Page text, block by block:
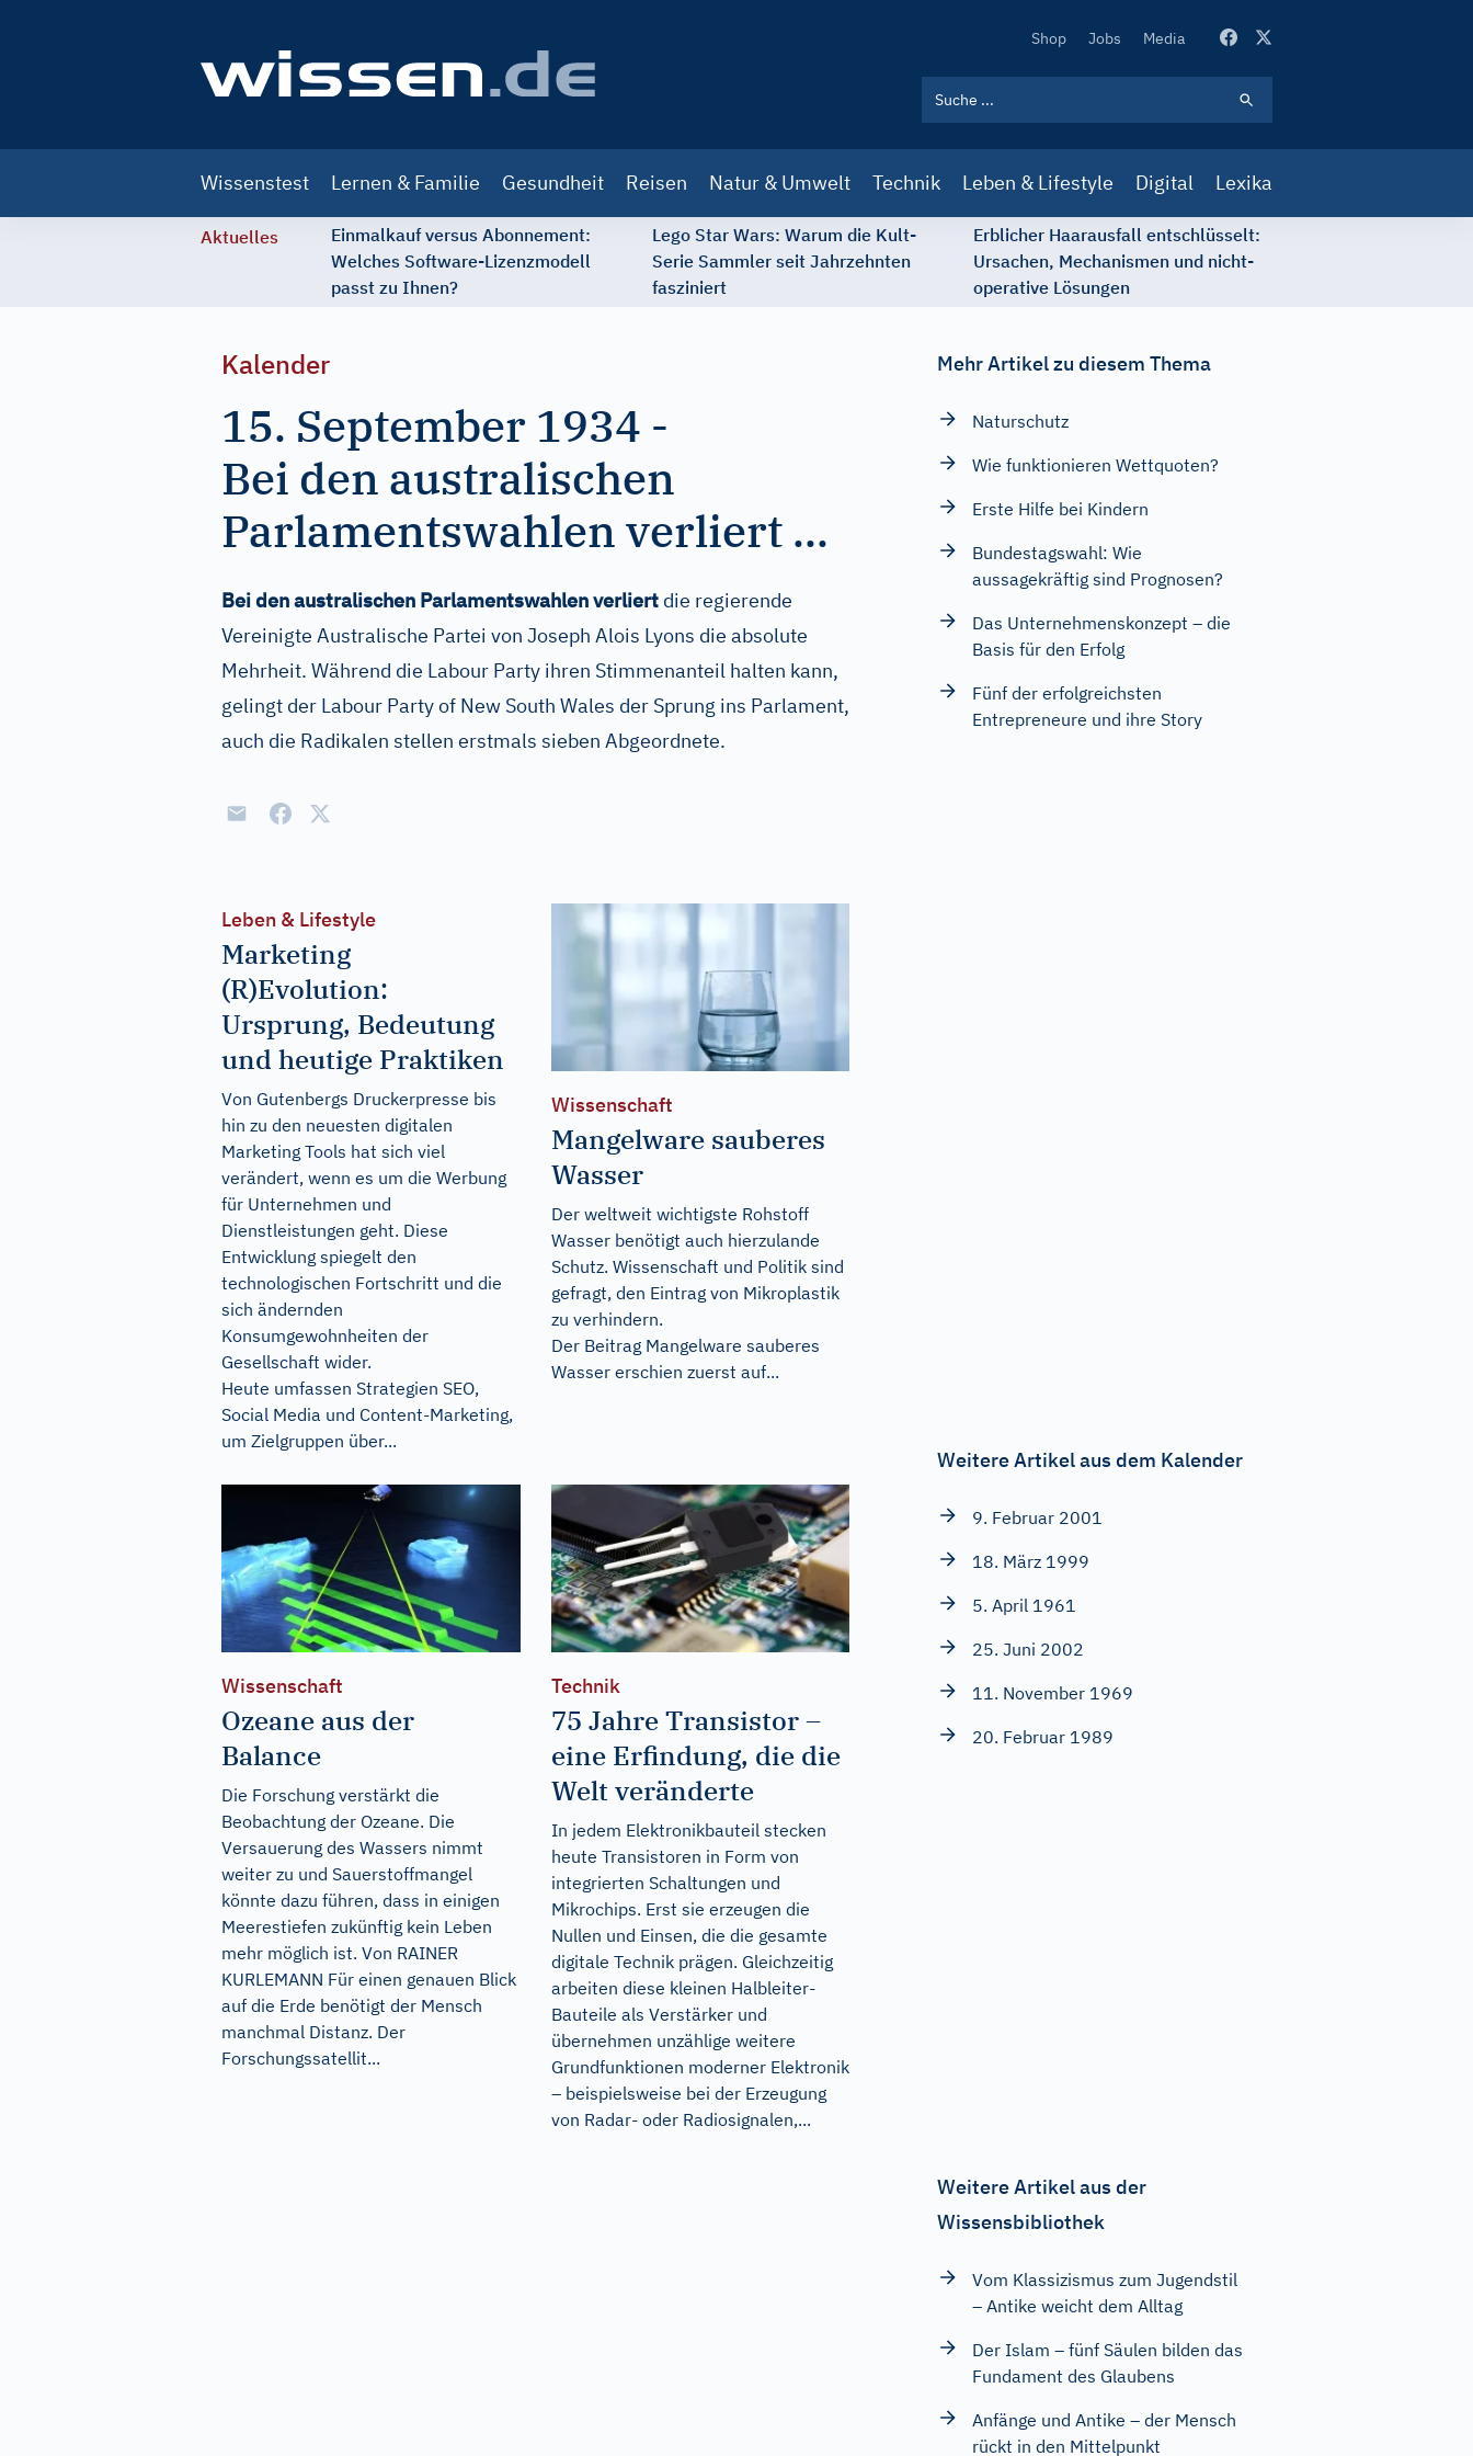
Secondary
Shop Jobs Media
navigation
Wissenstest Lernen & Familie Gesundheit Reisen Natur & Umwelt Technik Leben & Lifestyle Digital Lexika
Aktuelles
Einmalkauf versus Abonnement:
Welches Software-Lizenzmodell
passt zu Ihnen?
Lego Star Wars: Warum die Kult-
Serie Sammler seit Jahrzehnten
fasziniert
Erblicher Haarausfall entschlüsselt:
Ursachen, Mechanismen und nicht-
operative Lösungen
Kalender
15. September 1934 -
Bei den australischen
Parlamentswahlen verliert ...
Bei den australischen Parlamentswahlen verliert die regierende
Vereinigte Australische Partei von Joseph Alois Lyons die absolute
Mehrheit. Während die Labour Party ihren Stimmenanteil halten kann,
gelingt der Labour Party of New South Wales der Sprung ins Parlament,
auch die Radikalen stellen erstmals sieben Abgeordnete.
Leben & Lifestyle
Marketing
(R)Evolution:
Ursprung, Bedeutung
und heutige Praktiken
Von Gutenbergs Druckerpresse bis
hin zu den neuesten digitalen
Marketing Tools hat sich viel
verändert, wenn es um die Werbung
für Unternehmen und
Dienstleistungen geht. Diese
Entwicklung spiegelt den
technologischen Fortschritt und die
sich ändernden
Konsumgewohnheiten der
Gesellschaft wider.
Heute umfassen Strategien SEO,
Social Media und Content-Marketing,
um Zielgruppen über...
Wissenschaft
Mangelware sauberes
Wasser
Der weltweit wichtigste Rohstoff
Wasser benötigt auch hierzulande
Schutz. Wissenschaft und Politik sind
gefragt, den Eintrag von Mikroplastik
zu verhindern.
Der Beitrag Mangelware sauberes
Wassererschien zuerst auf...
Wissenschaft
Ozeane aus der
Balance
Die Forschung verstärkt die
Beobachtung der Ozeane. Die
Versauerung des Wassers nimmt
weiter zu und Sauerstoffmangel
könnte dazu führen, dass in einigen
Meerestiefen zukünftig kein Leben
mehr möglich ist. Von RAINER
KURLEMANN Für einen genauen Blick
auf die Erde benötigt der Mensch
manchmal Distanz. Der
Forschungssatellit...
Technik
75 Jahre Transistor –
eine Erfindung, die die
Welt veränderte
In jedem Elektronikbauteil stecken
heute Transistoren in Form von
integrierten Schaltungen und
Mikrochips. Erst sie erzeugen die
Nullen und Einsen, die die gesamte
digitale Technik prägen. Gleichzeitig
arbeiten diese kleinen Halbleiter-
Bauteile als Verstärker und
übernehmen unzählige weitere
Grundfunktionen moderner Elektronik
– beispielsweise bei der Erzeugung
von Radar- oder Radiosignalen,...
Mehr Artikel zu diesem Thema
Naturschutz
Wie funktionieren Wettquoten?
Erste Hilfe bei Kindern
Bundestagswahl: Wie
aussagekräftig sind Prognosen?
Das Unternehmenskonzept – die
Basis für den Erfolg
Fünf der erfolgreichsten
Entrepreneure und ihre Story
Weitere Artikel aus dem Kalender
9. Februar 2001
18. März 1999
5. April 1961
25. Juni 2002
11. November 1969
20. Februar 1989
Weitere Artikel aus der
Wissensbibliothek
Vom Klassizismus zum Jugendstil
– Antike weicht dem Alltag
Der Islam – fünf Säulen bilden das
Fundament des Glaubens
Anfänge und Antike – der Mensch
rückt in den Mittelpunkt